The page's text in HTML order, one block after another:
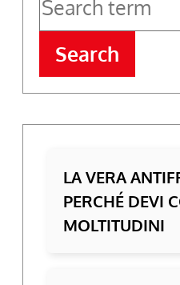
Search
LA VERA
PERCHÉ DEVI
MOLTITUDINI